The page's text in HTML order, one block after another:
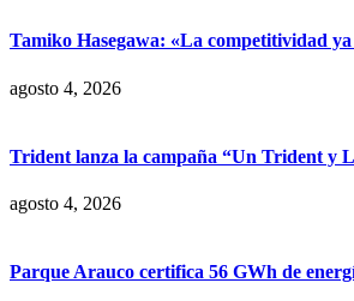
Tamiko Hasegawa: «La competitividad
agosto 4, 2026
Trident lanza la campaña “Un Trident y
agosto 4, 2026
Parque Arauco certifica 56 GWh de